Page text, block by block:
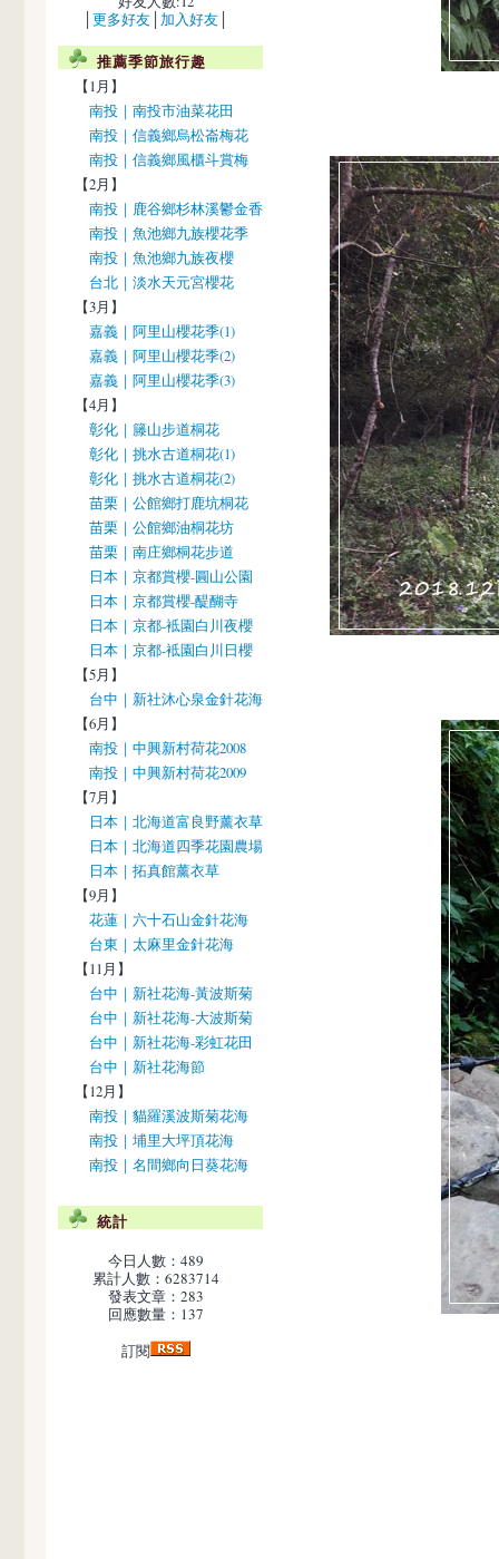
更多好友 加入好友
推薦季節旅行趣
【1月】
南投｜南投市油菜花田
南投｜信義鄉烏松崙梅花
南投｜信義鄉風櫃斗賞梅
【2月】
南投｜鹿谷鄉杉林溪鬱金香
南投｜魚池鄉九族櫻花季
南投｜魚池鄉九族夜櫻
台北｜淡水天元宮櫻花
【3月】
嘉義｜阿里山櫻花季(1)
嘉義｜阿里山櫻花季(2)
嘉義｜阿里山櫻花季(3)
【4月】
彰化｜籐山步道桐花
彰化｜挑水古道桐花(1)
彰化｜挑水古道桐花(2)
苗栗｜公館鄉打鹿坑桐花
苗栗｜公館鄉油桐花坊
苗栗｜南庄鄉桐花步道
日本｜京都賞櫻-圓山公園
日本｜京都賞櫻-醍醐寺
日本｜京都-袛園白川夜櫻
日本｜京都-袛園白川日櫻
【5月】
台中｜新社沐心泉金針花海
【6月】
南投｜中興新村荷花2008
南投｜中興新村荷花2009
【7月】
日本｜北海道富良野薰衣草
日本｜北海道四季花園農場
日本｜拓真館薰衣草
【9月】
花蓮｜六十石山金針花海
台東｜太麻里金針花海
【11月】
台中｜新社花海-黃波斯菊
台中｜新社花海-大波斯菊
台中｜新社花海-彩虹花田
台中｜新社花海節
【12月】
南投｜貓羅溪波斯菊花海
南投｜埔里大坪頂花海
南投｜名間鄉向日葵花海
統計
今日人數：489
累計人數：6283714
發表文章：283
回應數量：137
訂閱